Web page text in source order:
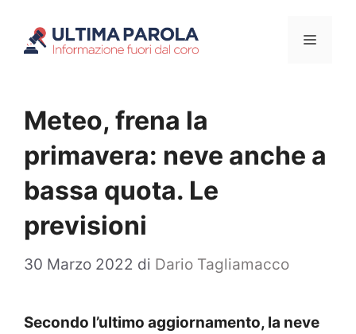
Menu
Meteo, frena la
primavera: neve anche a
bassa quota. Le
previsioni
30 Marzo 2022 di Dario Tagliamacco
Secondo l’ultimo aggiornamento, la neve